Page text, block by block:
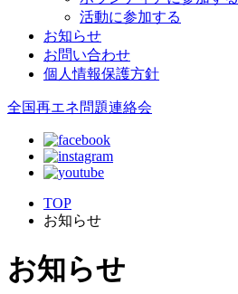
活動に参加する
お知らせ
お問い合わせ
個人情報保護方針
全国再エネ問題連絡会
TOP
お知らせ
お知らせ